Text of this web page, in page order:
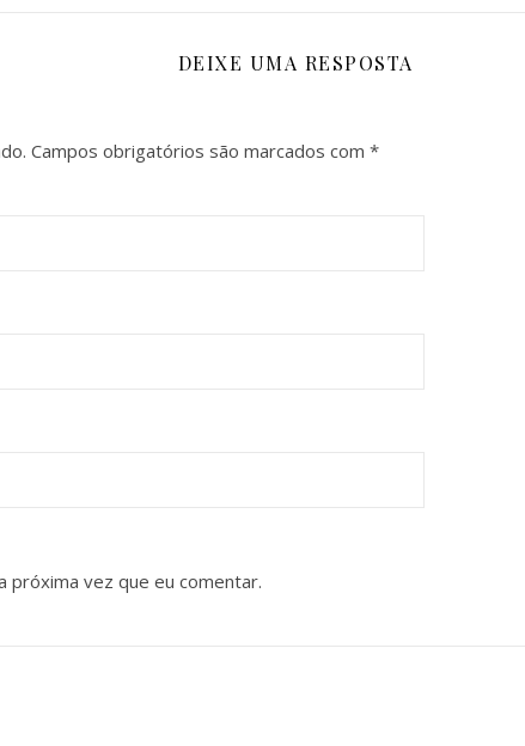
DEIXE UMA RESPOSTA
Campos obrigatórios são marcados com *
próxima vez que eu comentar.